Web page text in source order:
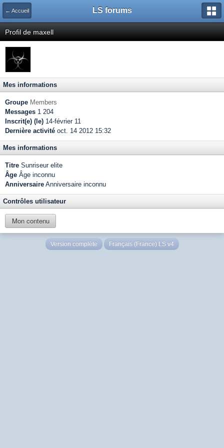
← Accueil LS forums
Profil de maxell
Mes informations
Groupe Members
Messages 1 204
Inscrit(e) (le) 14-février 11
Dernière activité oct. 14 2012 15:32
Mes informations
Titre Sunriseur elite
Âge Âge inconnu
Anniversaire Anniversaire inconnu
Contrôles utilisateur
Mon contenu
Version complète Français (France) LS v4